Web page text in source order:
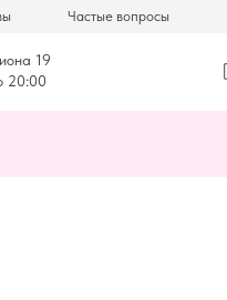
Частые вопросы
19
20:00